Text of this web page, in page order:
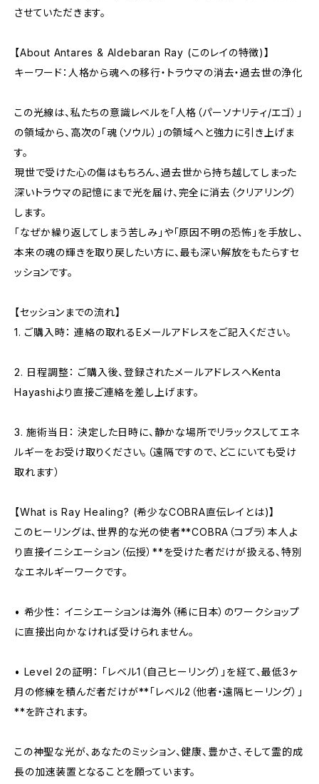
させていただきます。
【About Antares & Aldebaran Ray (このレイの特徴)】
キーワード：人格から魂への移行・トラウマの消去・過去世の浄化
この光線は、私たちの意識レベルを「人格（パーソナリティ/エゴ）」
の領域から、高次の「魂（ソウル）」の領域へと強力に引き上げま
す。
現世で受けた心の傷はもちろん、過去世から持ち越してしまった
深いトラウマの記憶にまで光を届け、完全に消去（クリアリング）
します。
「なぜか繰り返してしまう苦しみ」や「原因不明の恐怖」を手放し、
本来の魂の輝きを取り戻したい方に、最も深い解放をもたらすセ
ッションです。
【セッションまでの流れ】
1. ご購入時： 連絡の取れるEメールアドレスをご記入ください。
2. 日程調整： ご購入後、登録されたメールアドレスへKenta
Hayashiより直接ご連絡を差し上げます。
3. 施術当日： 決定した日時に、静かな場所でリラックスしてエネ
ルギーをお受け取りください。（遠隔ですので、どこにいても受け
取れます）
【What is Ray Healing? (希少なCOBRA直伝レイとは)】
このヒーリングは、世界的な光の使者**COBRA（コブラ）本人よ
り直接イニシエーション（伝授）**を受けた者だけが扱える、特別
なエネルギーワークです。
• 希少性： イニシエーションは海外（稀に日本）のワークショップ
に直接出向かなければ受けられません。
• Level 2の証明： 「レベル1（自己ヒーリング）」を経て、最低3ヶ
月の修練を積んだ者だけが**「レベル2（他者・遠隔ヒーリング）」
**を許されます。
この神聖な光が、あなたのミッション、健康、豊かさ、そして霊的成
長の加速装置となることを願っています。